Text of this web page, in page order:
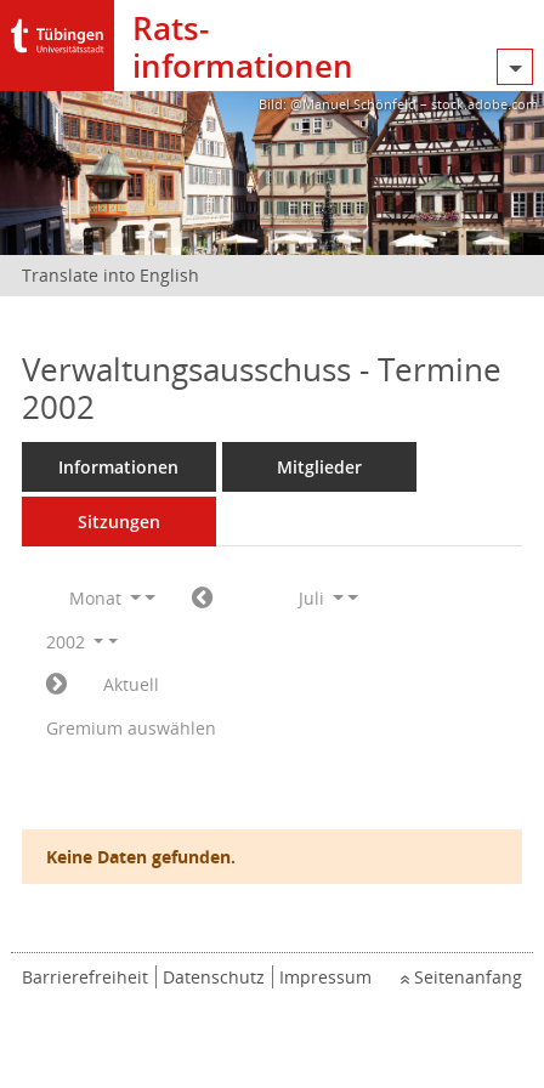
Rats­
informationen
Bild: @Manuel Schönfeld – stock.adobe.com
Translate into English
Verwaltungsausschuss - Termine
2002
Informationen Mitglieder
Sitzungen
Monat
Juli
2002
Aktuell
Gremium auswählen
Keine Daten gefunden.
Barrierefreiheit Datenschutz Impressum Seitenanfang